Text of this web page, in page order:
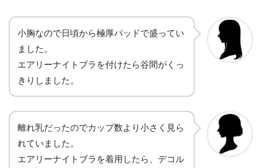
小胸なので日頃から極厚パッドで盛ってい
ました。
エアリーナイトブラを付けたら谷間がくっ
きりしました。
離れ乳だったのでカップ数より小さく見ら
れていました。
エアリーナイトブラを着用したら、デコル